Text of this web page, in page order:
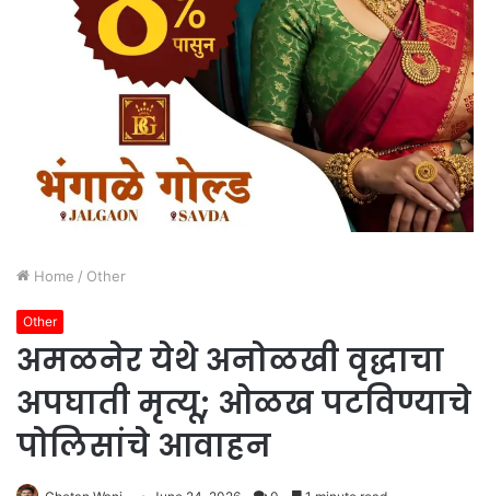
Home / Other
Other
अमळनेर येथे अनोळखी वृद्धाचा
अपघाती मृत्यू; ओळख पटविण्याचे
पोलिसांचे आवाहन